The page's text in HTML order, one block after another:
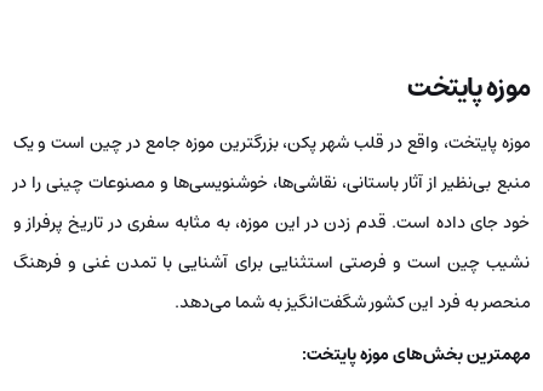
موزه پایتخت
موزه پایتخت، واقع در قلب شهر پکن، بزرگترین موزه جامع در چین است و یک
منبع بی‌نظیر از آثار باستانی، نقاشی‌ها، خوشنویسی‌ها و مصنوعات چینی را در
خود جای داده است. قدم زدن در این موزه، به مثابه سفری در تاریخ پرفراز و
نشیب چین است و فرصتی استثنایی برای آشنایی با تمدن غنی و فرهنگ
منحصر به فرد این کشور شگفت‌انگیز به شما می‌دهد.
مهمترین بخش‌های موزه پایتخت: